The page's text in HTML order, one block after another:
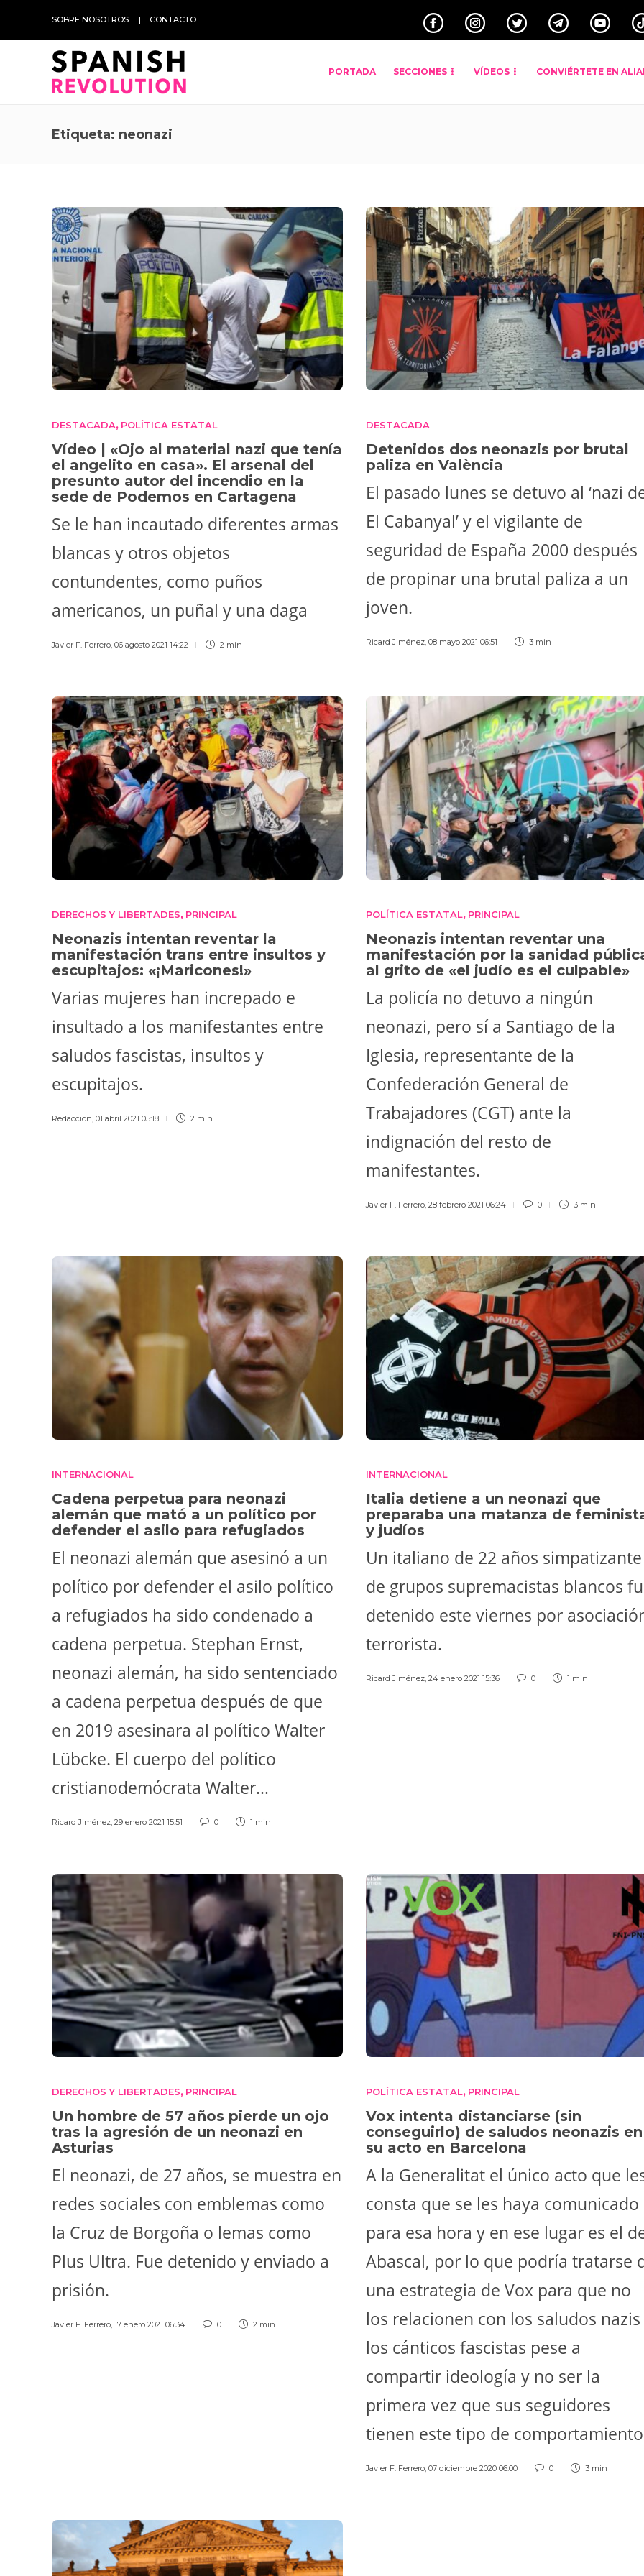
SOBRE NOSOTROS CONTACTO
PORTADA SECCIONES VÍDEOS CONVIÉRTETE EN
Etiqueta: neonazi
DESTACADA, POLÍTICA ESTATAL
Vídeo | «Ojo al material nazi que tenía
el angelito en casa». El arsenal del
presunto autor del incendio en la
sede de Podemos en Cartagena
Se le han incautado diferentes armas
blancas y otros objetos
contundentes, como puños
americanos, un puñal y una daga
Javier F. Ferrero, 06 agosto 2021 14:22 2 min
DESTACADA
Detenidos dos neonazis por brutal
paliza en València
El pasado lunes se detuvo al ‘nazi
El Cabanyal’ y el vigilante de
seguridad de España 2000 después
de propinar una brutal paliza a un
joven.
Ricard Jiménez, 08 mayo 2021 06:51 3 min
DERECHOS Y LIBERTADES, PRINCIPAL
Neonazis intentan reventar la
manifestación trans entre insultos y
escupitajos: «¡Maricones!»
Varias mujeres han increpado e
insultado a los manifestantes entre
saludos fascistas, insultos y
escupitajos.
Redaccion 01 abril 2021 05:18 2 min
POLÍTICA ESTATAL, PRINCIPAL
Neonazis intentan reventar una
manifestación por la sanidad
al grito de «el judío es el culpable»
La policía no detuvo a ningún
neonazi, pero sí a Santiago de la
Iglesia, representante de la
Confederación General de
Trabajadores (CGT) ante la
indignación del resto de
manifestantes.
Javier F. Ferrero, 28 febrero 2021 06:24 0 3 min
INTERNACIONAL
Cadena perpetua para neonazi
alemán que mató a un político por
defender el asilo para refugiados
El neonazi alemán que asesinó a un
político por defender el asilo político
a refugiados ha sido condenado a
cadena perpetua. Stephan Ernst,
neonazi alemán, ha sido sentenciado
a cadena perpetua después de que
en 2019 asesinara al político Walter
Lübcke. El cuerpo del político
cristianodemócrata Walter…
Ricard Jiménez 29 enero 2021 15:51 0 1 min
INTERNACIONAL
Italia detiene a un neonazi que
preparaba una matanza de
y judíos
Un italiano de 22 años simpatizante
de grupos supremacistas blancos
detenido este viernes por
terrorista.
Ricard Jiménez, 24 enero 2021 15:36 0 1 min
DERECHOS Y LIBERTADES, PRINCIPAL
Un hombre de 57 años pierde un ojo
tras la agresión de un neonazi en
Asturias
El neonazi, de 27 años, se muestra en
redes sociales con emblemas como
la Cruz de Borgoña o lemas como
Plus Ultra. Fue detenido y enviado a
prisión.
Javier F. Ferrero 17 enero 2021 06:34 0 2 min
POLÍTICA ESTATAL, PRINCIPAL
Vox intenta distanciarse (sin
conseguirlo) de saludos neonazis en
su acto en Barcelona
A la Generalitat el único acto que
consta que se les haya comunicado
para esa hora y en ese lugar es el
Abascal, por lo que podría tratarse
una estrategia de Vox para que no
los relacionen con los saludos nazis
los cánticos fascistas pese a
compartir ideología y no ser la
primera vez que sus seguidores
tienen este tipo de comportamiento
Javier F. Ferrero, 07 diciembre 2020 06:00 0 3 min